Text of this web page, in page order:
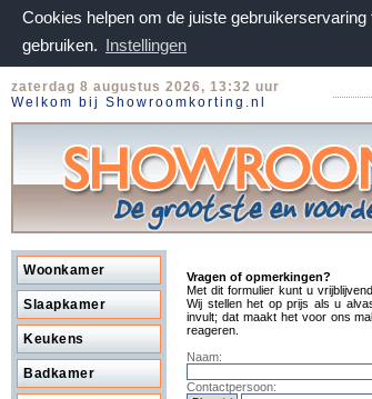
Cookies helpen om de juiste
gebruiken. Instellingen
zaterdag 8 augustus 2026, 13:32 uur
Welkom bij Showroomkorting.nl
Woonkamer
Slaapkamer
Keukens
Badkamer
Vragen of opmerkingen?
Met dit formulier kunt u
Wij stellen het op prijs als u
invult; dat maakt het voor ons
reageren.
Naam:
Contactpersoon: